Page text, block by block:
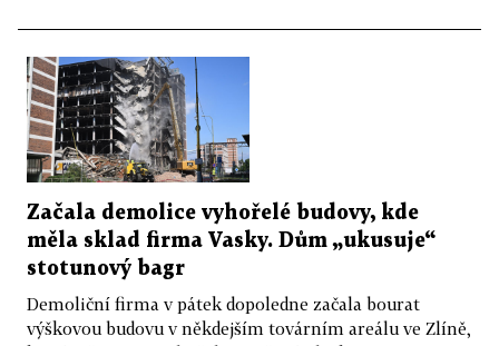
Začala demolice vyhořelé budovy, kde
měla sklad firma Vasky. Dům „ukusuje“
stotunový bagr
Demoliční firma v pátek dopoledne začala bourat
výškovou budovu v někdejším továrním areálu ve Zlíně,